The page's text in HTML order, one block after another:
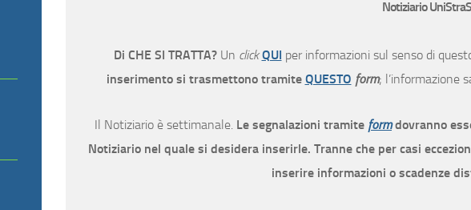
Notiziario
Di CHE SI TRATTA? Un clickQUI per informazioni sul senso di
inserimento si trasmettono tramite QUESTO form; l’informazione
Il Notiziario è settimanale. Le segnalazioni tramite form dovranno
Notiziario nel quale si desidera inserirle. Tranne che per casi
inserire informazioni o scadenze